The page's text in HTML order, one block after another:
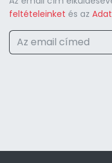
feltételeinket és az